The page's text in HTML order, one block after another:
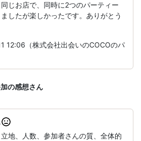
じお店で、同時に2つのパーティー
したが楽しかったです。ありがとう
12:06（株式会社出会いのCOCOのパ
の感想さん
地、人数、参加者さんの質、全体的